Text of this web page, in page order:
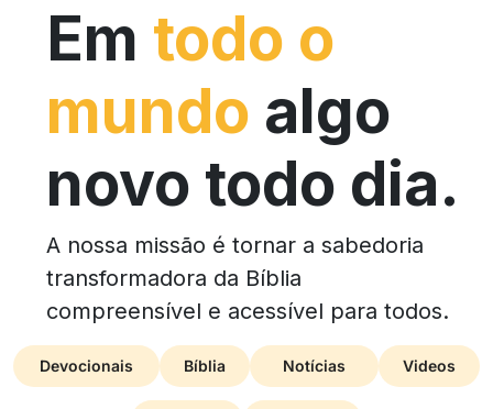
Em todo o
mundo algo
novo todo dia.
A nossa missão é tornar a sabedoria
transformadora da Bíblia
compreensível e acessível para todos.
Devocionais Bíblia Notícias Videos